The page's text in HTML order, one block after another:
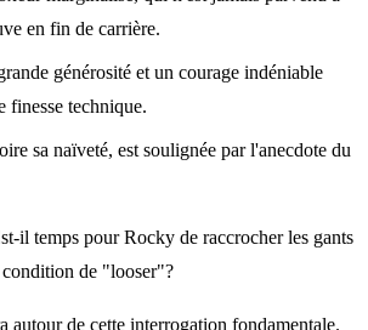
en fin de carrière.
générosité et un courage indéniable
finesse technique.
sa naïveté, est soulignée par l'anecdote du
il temps pour Rocky de raccrocher les gants
condition de "looser"?
autour de cette interrogation fondamentale.